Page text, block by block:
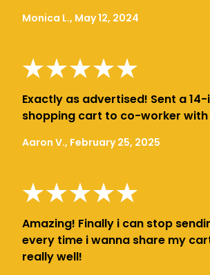
Monica L., May 12, 2024
Exactly as advertised! Sent a
shopping cart to co-worker
Aaron V., February 25, 2025
Amazing! Finally i can stop
every time i wanna share my
really well!